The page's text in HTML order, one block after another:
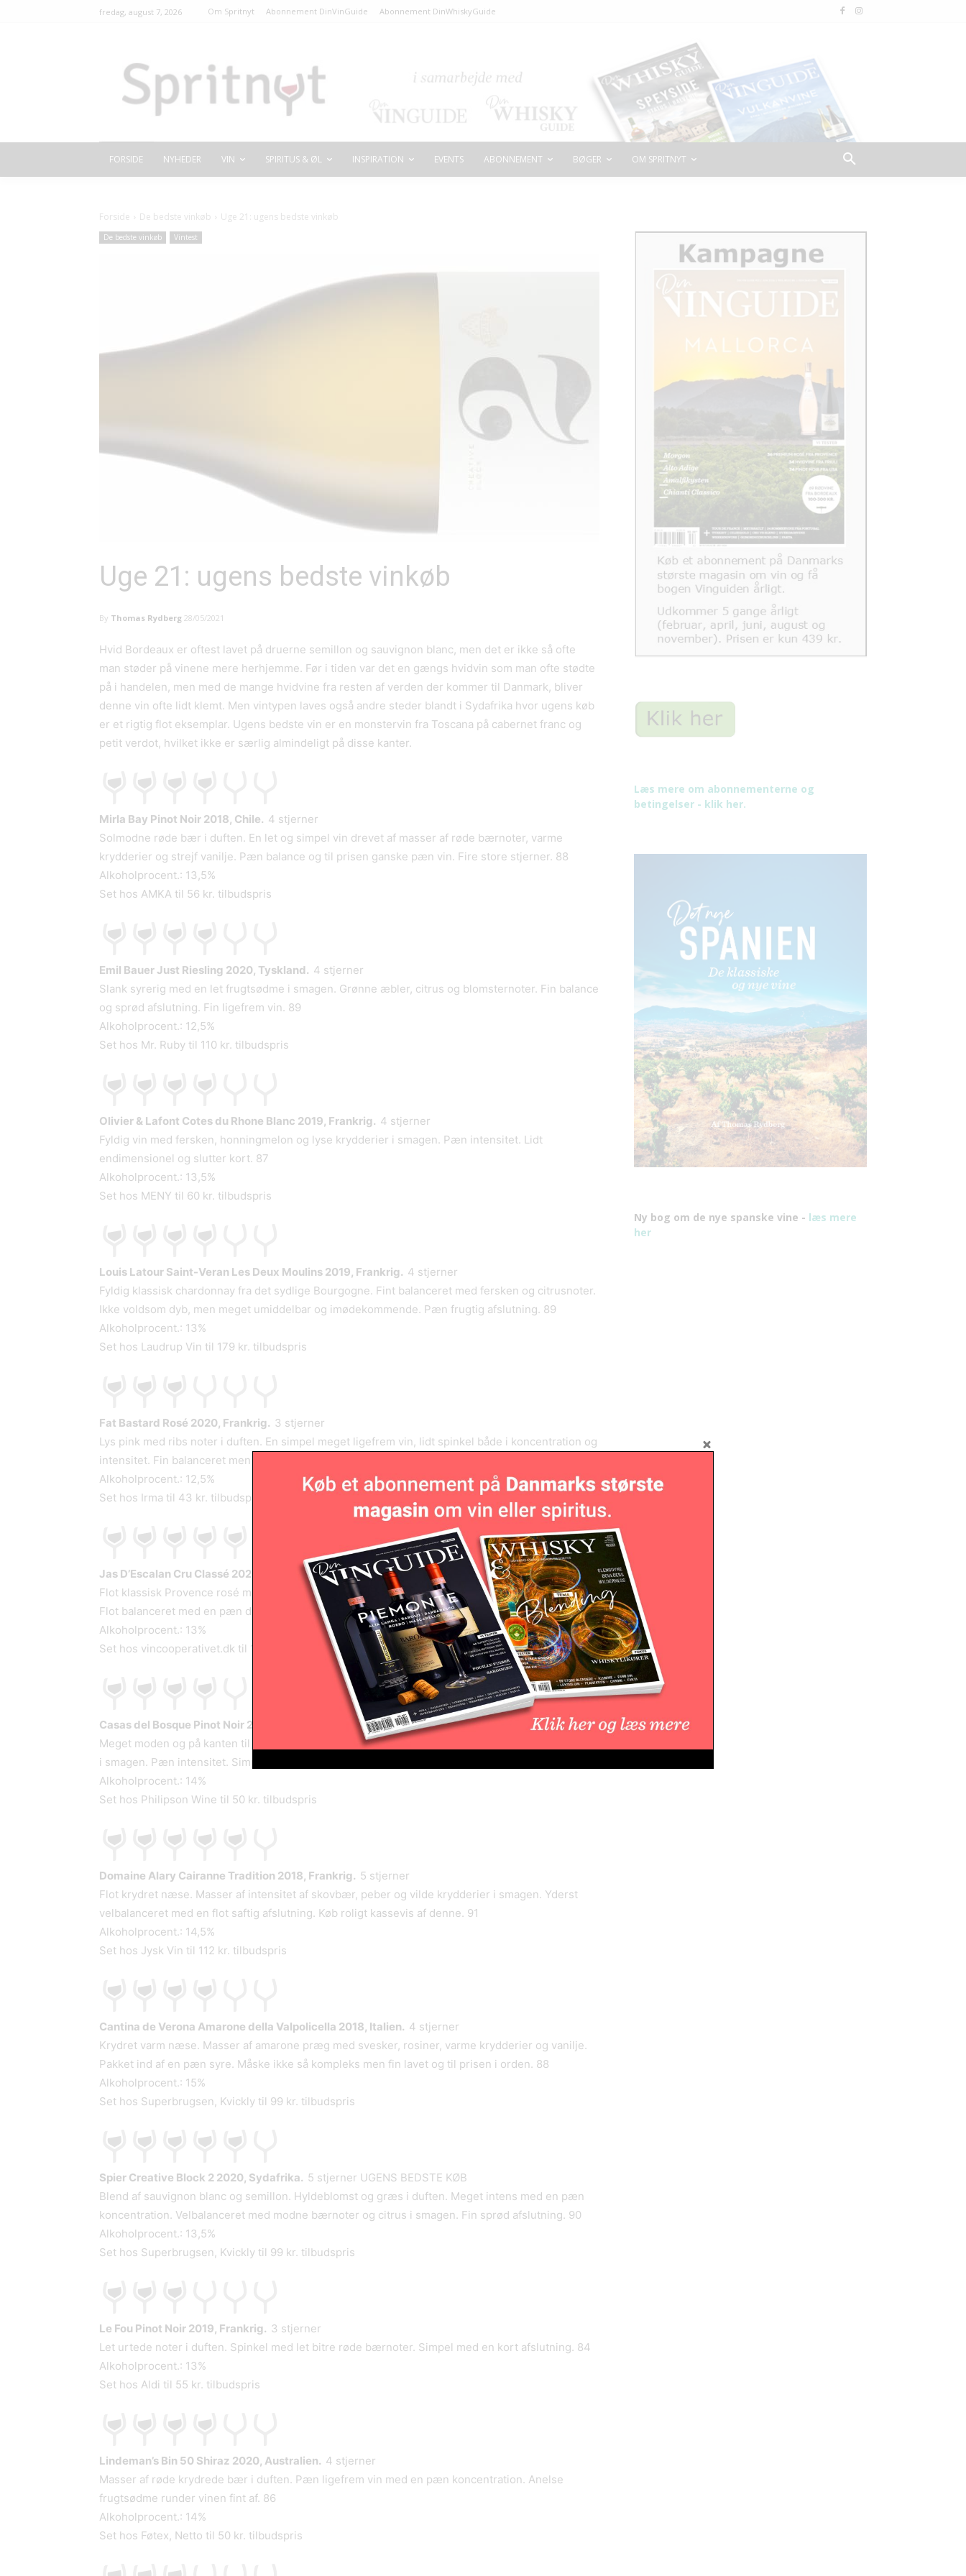
fredag, august 7, 2026 Om Spritnyt Abonnement DinVinGuide Abonnement DinWhiskyGuide
FORSIDE NYHEDER VIN SPIRITUS & ØL INSPIRATION EVENTS ABONNEMENT BØGER OM SPRITNYT
Forside De bedste vinkøb Uge 21: ugens bedste vinkøb
De bedste vinkøb Vintest
Uge 21: ugens bedste vinkøb
By Thomas Rydberg 28/05/2021
Hvid Bordeaux er oftest lavet på druerne semillon og sauvignon blanc, men det er ikke så ofte
man støder på vinene mere herhjemme. Før i tiden var det en gængs hvidvin som man ofte stødte
på i handelen, men med de mange hvidvine fra resten af verden der kommer til Danmark, bliver
denne vin ofte lidt klemt. Men vintypen laves også andre steder blandt i Sydafrika hvor ugens køb
er et rigtig flot eksemplar. Ugens bedste vin er en monstervin fra Toscana på cabernet franc og
petit verdot, hvilket ikke er særlig almindeligt på disse kanter.
Mirla Bay Pinot Noir 2018, Chile. 4 stjerner
Solmodne røde bær i duften. En let og simpel vin drevet af masser af røde bærnoter, varme
krydderier og strejf vanilje. Pæn balance og til prisen ganske pæn vin. Fire store stjerner. 88
Alkoholprocent.: 13,5%
Set hos AMKA til 56 kr. tilbudspris
Emil Bauer Just Riesling 2020, Tyskland. 4 stjerner
Slank syrerig med en let frugtsødme i smagen. Grønne æbler, citrus og blomsternoter. Fin balance
og sprød afslutning. Fin ligefrem vin. 89
Alkoholprocent.: 12,5%
Set hos Mr. Ruby til 110 kr. tilbudspris
Olivier & Lafont Cotes du Rhone Blanc 2019, Frankrig. 4 stjerner
Fyldig vin med fersken, honningmelon og lyse krydderier i smagen. Pæn intensitet. Lidt
endimensionel og slutter kort. 87
Alkoholprocent.: 13,5%
Set hos MENY til 60 kr. tilbudspris
Louis Latour Saint-Veran Les Deux Moulins 2019, Frankrig. 4 stjerner
Fyldig klassisk chardonnay fra det sydlige Bourgogne. Fint balanceret med fersken og citrusnoter.
Ikke voldsom dyb, men meget umiddelbar og imødekommende. Pæn frugtig afslutning. 89
Alkoholprocent.: 13%
Set hos Laudrup Vin til 179 kr. tilbudspris
Fat Bastard Rosé 2020, Frankrig. 3 stjerner
Lys pink med ribs noter i duften. En simpel meget ligefrem vin, lidt spinkel både i koncentration og
intensitet. Fin balanceret men kort i smagen. 84
Alkoholprocent.: 12,5%
Set hos Irma til 43 kr. tilbudspris
Jas D’Escalan Cru Classé 2020, Frankrig.5 stjerner
Flot klassisk Provence rosé med en flot intensitet i duft og smag af jordbær, ribs og citrusnoter.
Flot balanceret med en pæn dybde. Frugtig lang afslutning. 91
Alkoholprocent.: 13%
Set hos vincooperativet.dk til 129 kr. tilbudspris
Casas del Bosque Pinot Noir 2016, Chile.
4 stjerner
Meget moden og på kanten til at være over toppen. Syltede bærnoter, bagte rabarber og limefrugt
i smagen. Pæn intensitet. Simpel meget ligefrem. Men skal drikkes snart. 85
Alkoholprocent.: 14%
Set hos Philipson Wine til 50 kr. tilbudspris
Domaine Alary Cairanne Tradition 2018, Frankrig. 5 stjerner
Flot krydret næse. Masser af intensitet af skovbær, peber og vilde krydderier i smagen. Yderst
velbalanceret med en flot saftig afslutning. Køb roligt kassevis af denne. 91
Alkoholprocent.: 14,5%
Set hos Jysk Vin til 112 kr. tilbudspris
Cantina de Verona Amarone della Valpolicella 2018, Italien. 4 stjerner
Krydret varm næse. Masser af amarone præg med svesker, rosiner, varme krydderier og vanilje.
Pakket ind af en pæn syre. Måske ikke så kompleks men fin lavet og til prisen i orden. 88
Alkoholprocent.: 15%
Set hos Superbrugsen, Kvickly til 99 kr. tilbudspris
Spier Creative Block 2 2020, Sydafrika. 5 stjerner UGENS BEDSTE KØB
Blend af sauvignon blanc og semillon. Hyldeblomst og græs i duften. Meget intens med en pæn
koncentration. Velbalanceret med modne bærnoter og citrus i smagen. Fin sprød afslutning. 90
Alkoholprocent.: 13,5%
Set hos Superbrugsen, Kvickly til 99 kr. tilbudspris
Le Fou Pinot Noir 2019, Frankrig. 3 stjerner
Let urtede noter i duften. Spinkel med let bitre røde bærnoter. Simpel med en kort afslutning. 84
Alkoholprocent.: 13%
Set hos Aldi til 55 kr. tilbudspris
Lindeman’s Bin 50 Shiraz 2020, Australien. 4 stjerner
Masser af røde krydrede bær i duften. Pæn ligefrem vin med en pæn koncentration. Anelse
frugtsødme runder vinen fint af. 86
Alkoholprocent.: 14%
Set hos Føtex, Netto til 50 kr. tilbudspris
Læs mere om abonnementerne og
betingelser - klik her.
Ny bog om de nye spanske vine - læs mere
her